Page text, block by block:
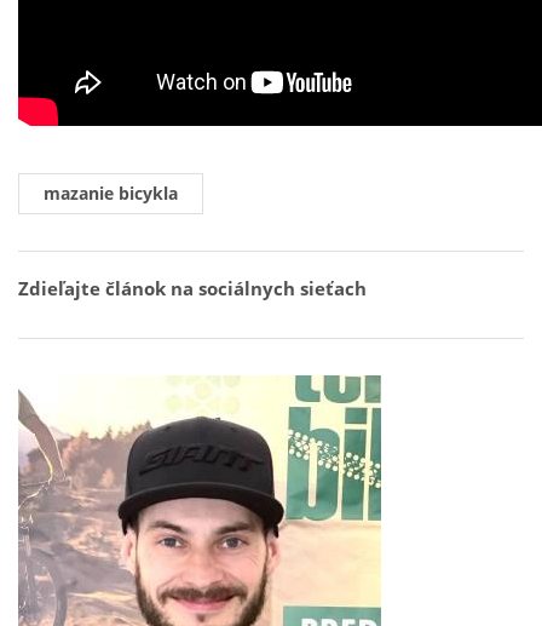
mazanie bicykla
Zdieľajte článok na sociálnych sieťach